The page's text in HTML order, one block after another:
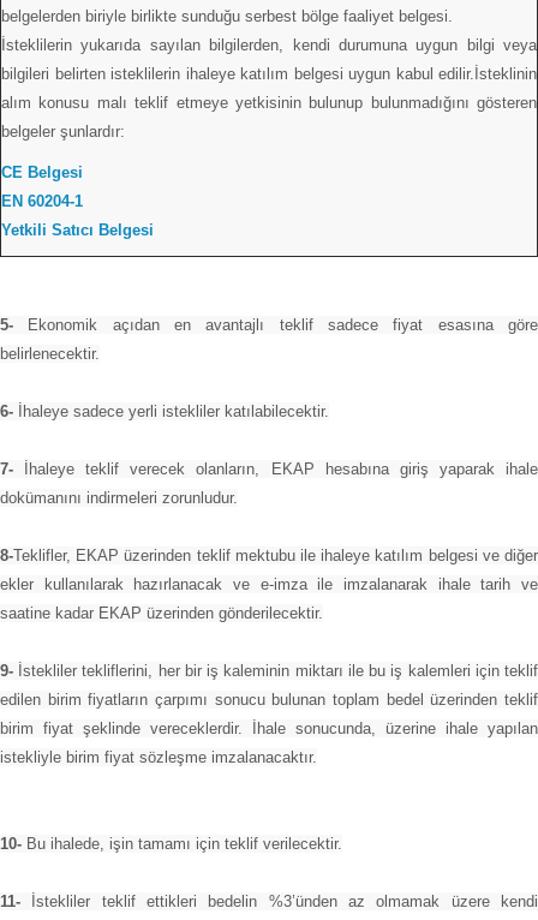
belgelerden biriyle birlikte sunduğu serbest bölge faaliyet belgesi.
İsteklilerin yukarıda sayılan bilgilerden, kendi durumuna uygun bilgi veya
bilgileri belirten isteklilerin ihaleye katılım belgesi uygun kabul edilir.İsteklinin
alım konusu malı teklif etmeye yetkisinin bulunup bulunmadığını gösteren
belgeler şunlardır:
CE Belgesi
EN 60204-1
Yetkili Satıcı Belgesi
5- Ekonomik açıdan en avantajlı teklif sadece fiyat esasına göre
belirlenecektir.
6- İhaleye sadece yerli istekliler katılabilecektir.
7- İhaleye teklif verecek olanların, EKAP hesabına giriş yaparak ihale
dokümanını indirmeleri zorunludur.
8-Teklifler, EKAP üzerinden teklif mektubu ile ihaleye katılım belgesi ve diğer
ekler kullanılarak hazırlanacak ve e-imza ile imzalanarak ihale tarih ve
saatine kadar EKAP üzerinden gönderilecektir.
9- İstekliler tekliflerini, her bir iş kaleminin miktarı ile bu iş kalemleri için teklif
edilen birim fiyatların çarpımı sonucu bulunan toplam bedel üzerinden teklif
birim fiyat şeklinde vereceklerdir. İhale sonucunda, üzerine ihale yapılan
istekliyle birim fiyat sözleşme imzalanacaktır.
10- Bu ihalede, işin tamamı için teklif verilecektir.
11- İstekliler teklif ettikleri bedelin %3’ünden az olmamak üzere kendi